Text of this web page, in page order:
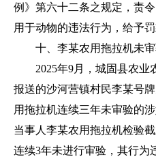
例》第六十二条之规定，责
用于动物的违法行为，给予罚
十、李某农用拖拉机未
2025年9月，城固县农
报送的沙河营镇村民李某号
用拖拉机连续三年未审验的
当事人李某农用拖拉机检验
连续3年未进行审验，其行为